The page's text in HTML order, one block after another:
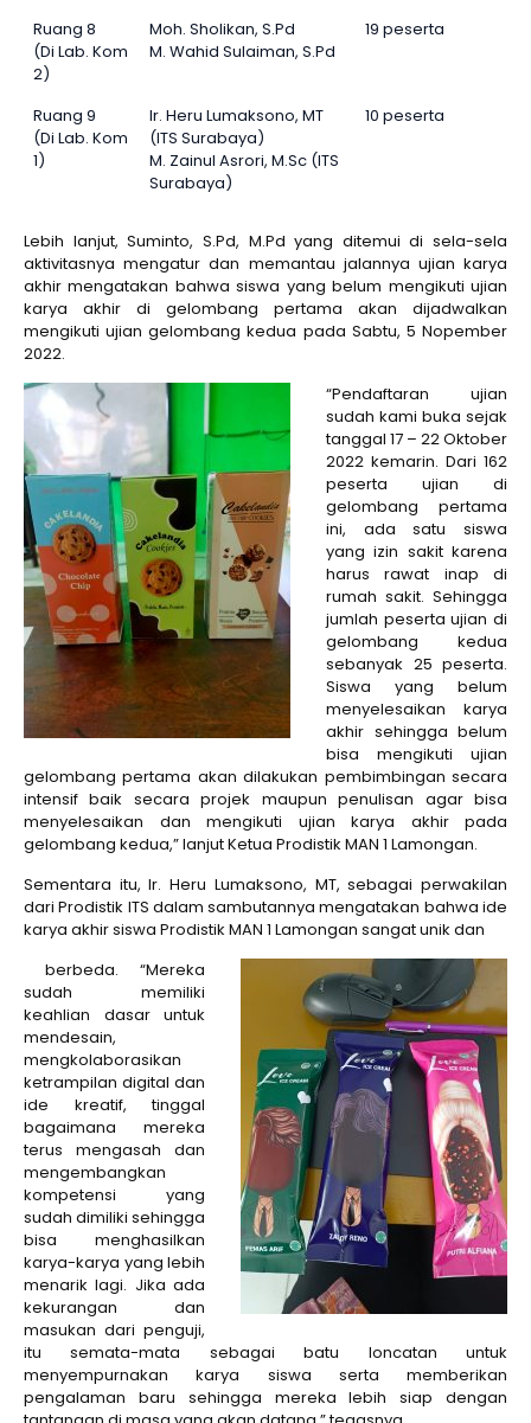
Ruang 8
(Di Lab. Kom
2)
Moh. Sholikan, S.Pd
M. Wahid Sulaiman, S.Pd
19 peserta
Ruang 9
(Di Lab. Kom
1)
Ir. Heru Lumaksono, MT
(ITS Surabaya)
M. Zainul Asrori, M.Sc (ITS
Surabaya)
10 peserta
Lebih lanjut, Suminto, S.Pd, M.Pd yang ditemui di sela-sela
aktivitasnya mengatur dan memantau jalannya ujian karya
akhir mengatakan bahwa siswa yang belum mengikuti ujian
karya akhir di gelombang pertama akan dijadwalkan
mengikuti ujian gelombang kedua pada Sabtu, 5 Nopember
2022.
“Pendaftaran ujian
sudah kami buka sejak
tanggal 17 – 22 Oktober
2022 kemarin. Dari 162
peserta ujian di
gelombang pertama
ini, ada satu siswa
yang izin sakit karena
harus rawat inap di
rumah sakit. Sehingga
jumlah peserta ujian di
gelombang kedua
sebanyak 25 peserta.
Siswa yang belum
menyelesaikan karya
akhir sehingga belum
bisa mengikuti ujian
gelombang pertama akan dilakukan pembimbingan secara
intensif baik secara projek maupun penulisan agar bisa
menyelesaikan dan mengikuti ujian karya akhir pada
gelombang kedua,” lanjut Ketua Prodistik MAN 1 Lamongan.
Sementara itu, Ir. Heru Lumaksono, MT, sebagai perwakilan
dari Prodistik ITS dalam sambutannya mengatakan bahwa ide
karya akhir siswa Prodistik MAN 1 Lamongan sangat unik dan
berbeda. “Mereka
sudah memiliki
keahlian dasar untuk
mendesain,
mengkolaborasikan
ketrampilan digital dan
ide kreatif, tinggal
bagaimana mereka
terus mengasah dan
mengembangkan
kompetensi yang
sudah dimiliki sehingga
bisa menghasilkan
karya-karya yang lebih
menarik lagi. Jika ada
kekurangan dan
masukan dari penguji,
itu semata-mata sebagai batu loncatan untuk
menyempurnakan karya siswa serta memberikan
pengalaman baru sehingga mereka lebih siap dengan